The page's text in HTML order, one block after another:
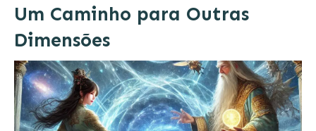
Um Caminho para Outras
Dimensões